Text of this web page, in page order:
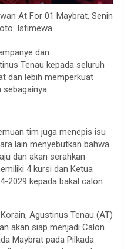
At For 01 Maybrat, Senin
Istimewa
dan
Tenau kepada seluruh
dan lebih memperkuat
tim juga menepis isu
lain menyebutkan bahwa
dan akan serahkan
4 kursi dan Ketua
2029 kepada bakal calon
Agustinus Tenau (AT)
akan siap menjadi Calon
Maybrat pada Pilkada